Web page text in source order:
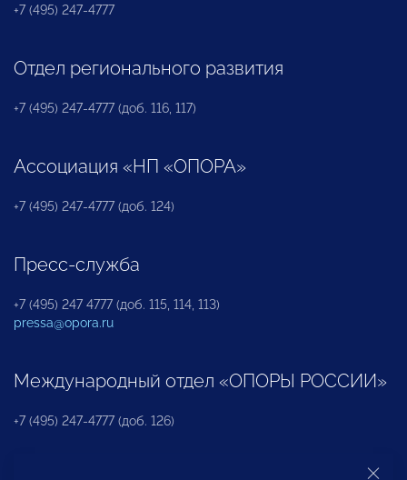
+7 (495) 247-4777
Отдел регионального развития
+7 (495) 247-4777 (доб. 116, 117)
Ассоциация «НП «ОПОРА»
+7 (495) 247-4777 (доб. 124)
Пресс-служба
+7 (495) 247 4777 (доб. 115, 114, 113)
pressa@opora.ru
Международный отдел «ОПОРЫ РОССИИ»
+7 (495) 247-4777 (доб. 126)